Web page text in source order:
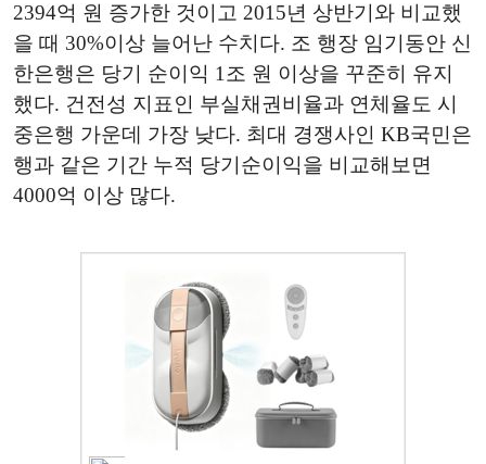
2394억 원 증가한 것이고 2015년 상반기와 비교했
을 때 30%이상 늘어난 수치다. 조 행장 임기동안 신
한은행은 당기 순이익 1조 원 이상을 꾸준히 유지
했다. 건전성 지표인 부실채권비율과 연체율도 시
중은행 가운데 가장 낮다. 최대 경쟁사인 KB국민은
행과 같은 기간 누적 당기순이익을 비교해보면
4000억 이상 많다.